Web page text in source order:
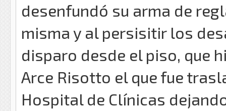
desenfundó su arma de
misma y al persisitir los
disparo desde el piso, que
Arce Risotto el que fue
Hospital de Clínicas